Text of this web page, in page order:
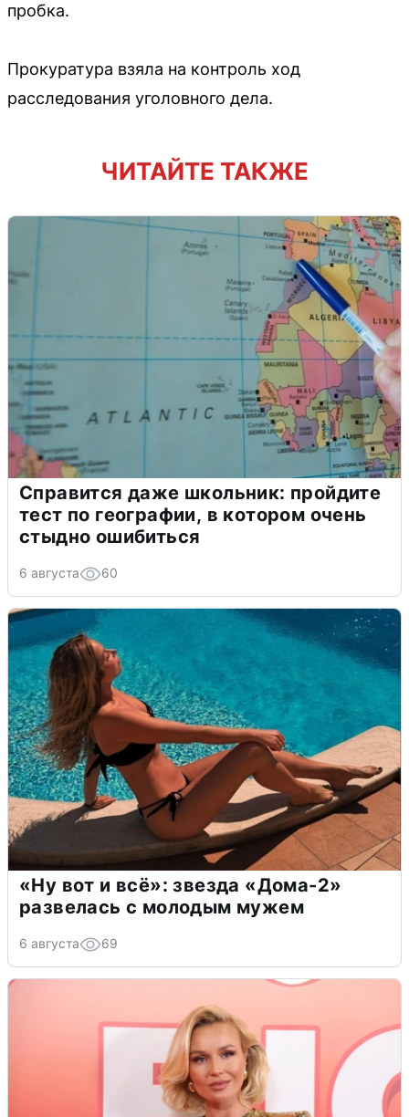
пробка.
Прокуратура взяла на контроль ход
расследования уголовного дела.
ЧИТАЙТЕ ТАКЖЕ
Справится даже школьник: пройдите
тест по географии, в котором очень
стыдно ошибиться
6 августа 60
«Ну вот и всё»: звезда «Дома-2»
развелась с молодым мужем
6 августа 69